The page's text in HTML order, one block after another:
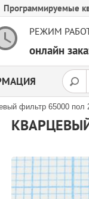
Программируемые
РЕЖИМ
онлайн
фильтр 65000 пол